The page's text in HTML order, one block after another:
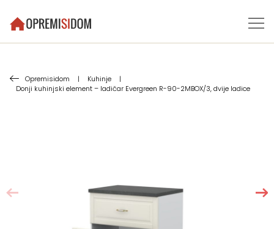
Opremisidom | Kuhinje
|
Donji kuhinjski element – ladičar Evergreen R-90-2MBOX/3, dvije ladice